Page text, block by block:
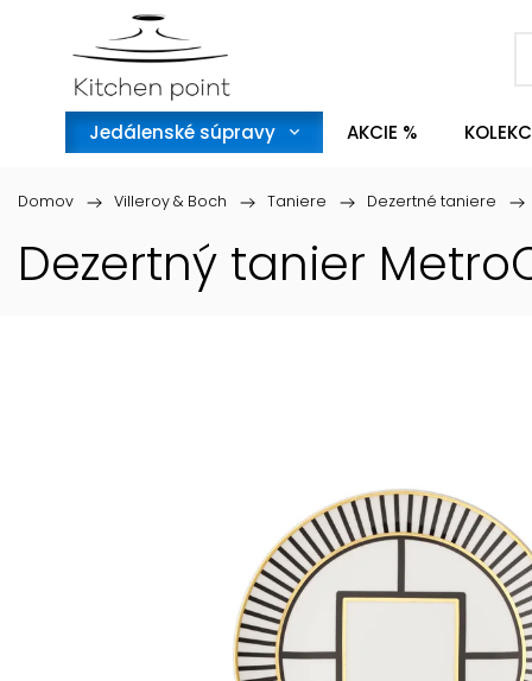
Jedálenské súpravy AKCIE %
Domov / Villeroy & Boch / Taniere / Dezertné taniere /
Dezertný tanier